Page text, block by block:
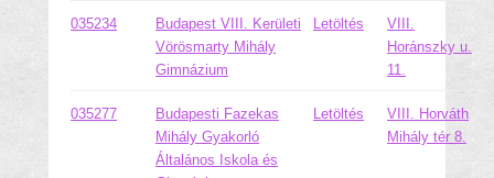
035234
Budapest VIII. Kerületi
Vörösmarty Mihály
Gimnázium
Letöltés
VIII.
Horánszky u.
11.
035277
Budapesti Fazekas
Mihály Gyakorló
Általános Iskola és
Letöltés
VIII. Horváth
Mihály tér 8.